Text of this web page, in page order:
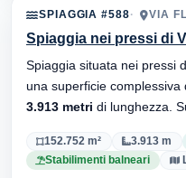
SPIAGGIA #588 VIA
Spiaggia nei pressi di
Spiaggia situata nei pressi
una superficie complessiva
3.913 metri di lunghezza.
152.752 m² 3.913 m
Stabilimenti balneari